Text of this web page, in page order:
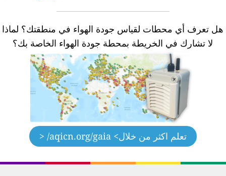
هل تعرف أي محطات لقياس جودة الهواء في منطقتك؟ لماذا
لا تشارك في الخريطة بمحطة جودة الهواء الخاصة بك؟
تعلم اكثر من خلال > aqicn.org/gaia/ <